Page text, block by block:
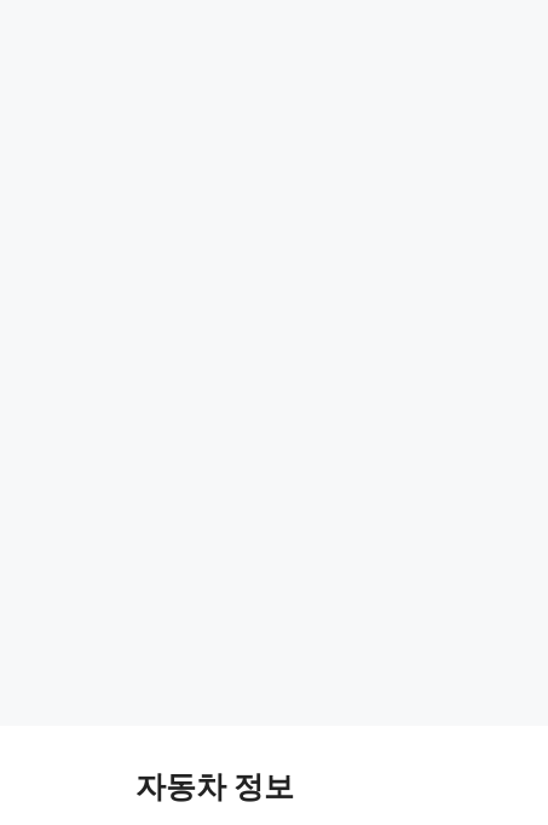
자동차 정보